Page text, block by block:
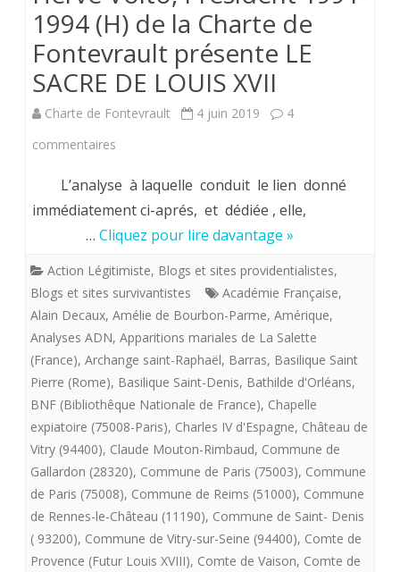
1994 (H) de la Charte de
Fontevrault présente LE
SACRE DE LOUIS XVII
Charte de Fontevrault 4 juin 2019
4
commentaires
Volto,
Président
1991-
1994
(H)
de
Charte
de
Fontevrault
présente
L’analyse à laquelle conduit le lien donné
immédiatement ci-aprés, et dédiée , elle,
… Cliquez pour lire davantage »
Action Légitimiste, Blogs et sites providentialistes,
Blogs et sites survivantistes
Académie Française,
Alain Decaux, Amélie de Bourbon-Parme, Amérique,
Analyses ADN, Apparitions mariales de La Salette
(France), Archange saint-Raphaël, Barras, Basilique Saint
Pierre (Rome), Basilique Saint-Denis, Bathilde d'Orléans,
BNF (Bibliothêque Nationale de France), Chapelle
expiatoire (75008-Paris), Charles IV d'Espagne, Château de
Vitry (94400), Claude Mouton-Rimbaud, Commune de
Gallardon (28320), Commune de Paris (75003), Commune
de Paris (75008), Commune de Reims (51000), Commune
de Rennes-le-Château (11190), Commune de Saint- Denis
( 93200), Commune de Vitry-sur-Seine (94400), Comte de
Provence (Futur Louis XVIII), Comte de Vaison, Comte de